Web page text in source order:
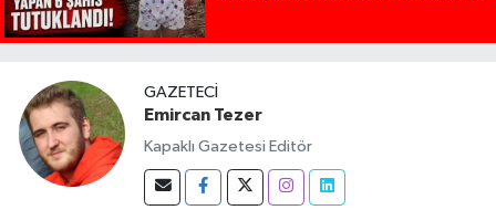
GAZETECI
Emircan Tezer
Kapaklı Gazetesi Editör